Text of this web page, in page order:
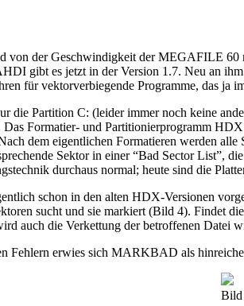
von der Geschwindigkeit der MEGAFILE 60
gibt es jetzt in der Version 1.7. Neu an
für vektorverbiegende Programme, das
Partition C: (leider immer noch keine
Das Formatier- und Partitionierprogramm
dem eigentlichen Formatieren werden
Sektor in einer “Bad Sector List”,
durchaus normal; heute sind die
schon in den alten HDX-Versionen
sucht und sie markiert (Bild 4). Findet
auch die Verkettung der betroffenen Datei
Fehlern erwies sich MARKBAD als
Bild